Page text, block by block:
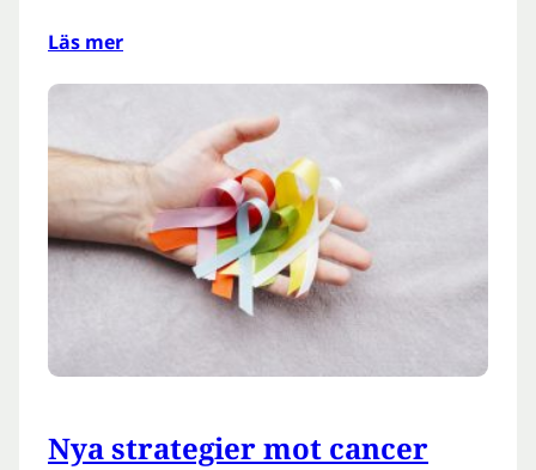
Läs mer
Nya strategier mot cancer